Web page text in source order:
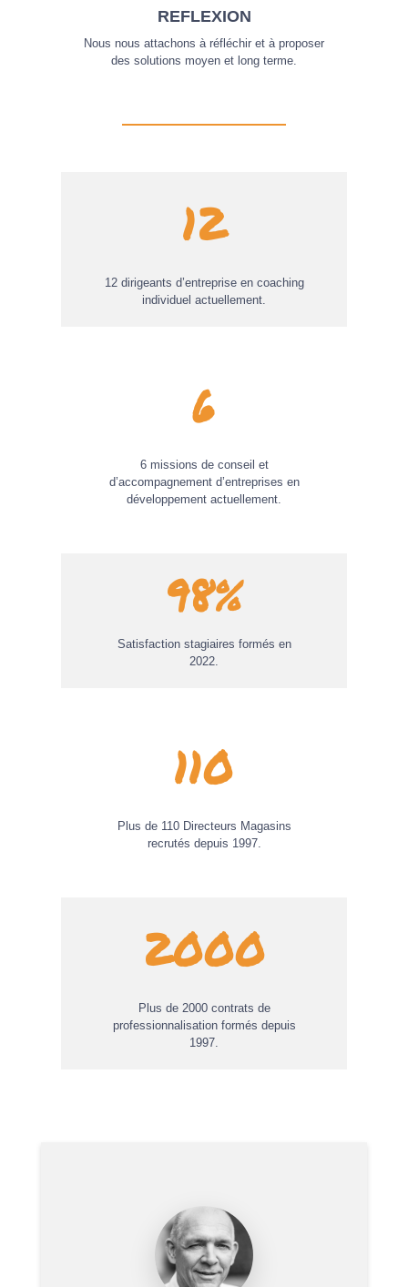
REFLEXION
Nous nous attachons à réfléchir et à proposer
des solutions moyen et long terme.
12
12 dirigeants d’entreprise en coaching
individuel actuellement.
6
6 missions de conseil et
d’accompagnement d’entreprises en
développement actuellement.
98%
Satisfaction stagiaires formés en
2022.
110
Plus de 110 Directeurs Magasins
recrutés depuis 1997.
2000
Plus de 2000 contrats de
professionnalisation formés depuis
1997.